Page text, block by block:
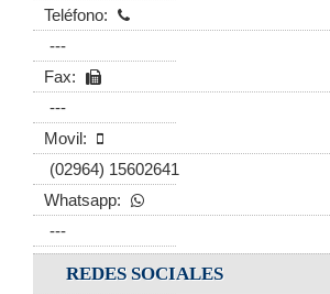
Teléfono:
---
Fax:
---
Movil:
(02964) 15602641
Whatsapp:
---
REDES SOCIALES